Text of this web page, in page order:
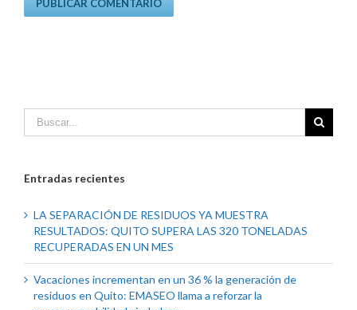
Entradas recientes
LA SEPARACIÓN DE RESIDUOS YA MUESTRA
RESULTADOS: QUITO SUPERA LAS 320 TONELADAS
RECUPERADAS EN UN MES
Vacaciones incrementan en un 36 % la generación de
residuos en Quito: EMASEO llama a reforzar la